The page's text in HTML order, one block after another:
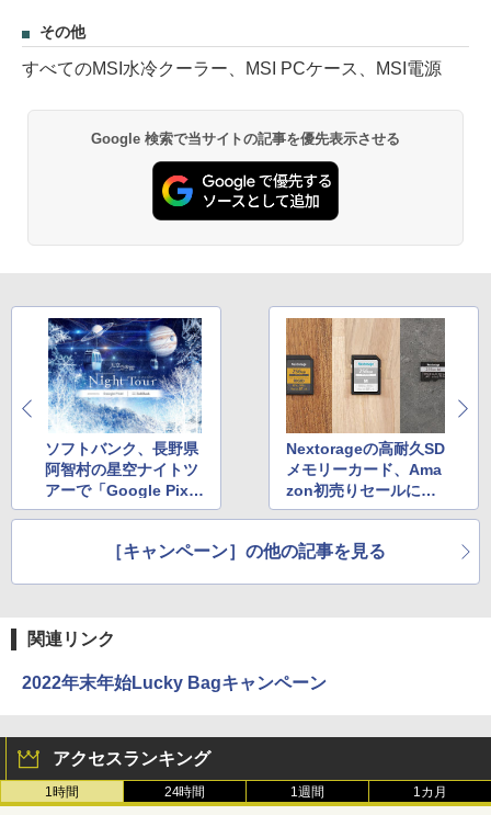
その他
すべてのMSI水冷クーラー、MSI PCケース、MSI電源
Google 検索で当サイトの記事を優先表示させる
ソフトバンク、長野県
阿智村の星空ナイトツ
アーで「Google Pixe
l」貸し出し。各日100
Nextorageの高耐久SD
メモリーカード、Ama
zon初売りセールにエ
ントリー
［キャンペーン］の他の記事を見る
関連リンク
2022年末年始Lucky Bagキャンペーン
アクセスランキング
1時間 24時間 1週間 1カ月